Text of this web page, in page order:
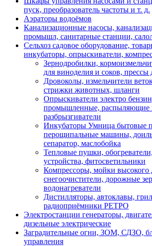
пуск, преобразователь частоты и т. д.
Аэраторы водоёмов
Канализационные насосы,
промышл, санитарные станции,
Сельхоз садовое оборудование,
инкубаторы, опрыскиватели,
Зернодробилки,
для виноделия и соков, прессы
Дровоколы, измельчители
стрижки животных, шланги
Опрыскиватели электро
промышленные, распыляющие
разбрызгиватели
Инкубаторы Умница бытовые
перощипальные машины,
сепаратор, маслобойка
Тепловые пушки,
устройства, фитосветильники
Компрессоры, мойки высокого
снегоочистители, дорожные
водонагреватели
Дистилляторы, автоклавы,
радиоприёмники РЕТРО
Электростанции генераторы,
дизельные электрические
Заградительные огни, ЗОМ, СДЗО,
управления